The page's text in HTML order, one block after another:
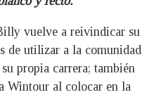
vuelve a reivindicar su
de utilizar a la comunidad
propia carrera; también
Wintour al colocar en la